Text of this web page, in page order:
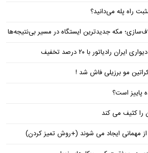
راه پله می‌دانید؟
مکه جدیدترین ایستگاه در مسیر بی‌نتیجه‌ها
رادیاتور با ۲۰ درصد تخفیف
مو برزیلی فاش شد !
پاییز است؟